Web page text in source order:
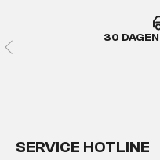
30
SERVICE HOTLINE